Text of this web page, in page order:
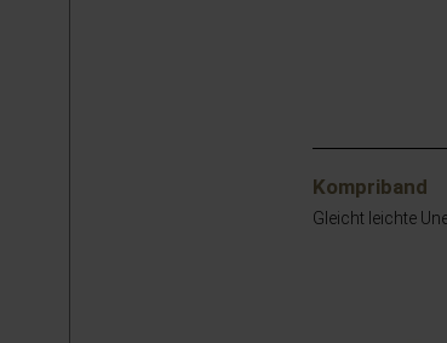
Kompriband
Gleicht leichte